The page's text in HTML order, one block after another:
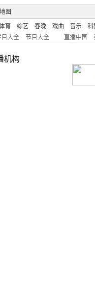
图
育 综艺 春晚 戏曲 音乐 科
目大全 节目大全 直播中国
机构